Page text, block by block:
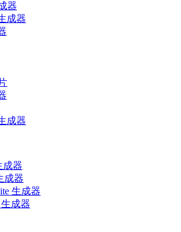
器
成器
成器
成器
成器
生成器
生成器